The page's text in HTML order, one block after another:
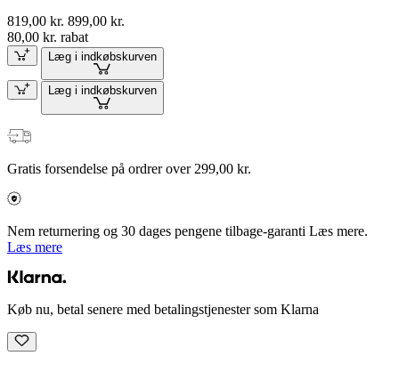
819,00 kr. 899,00 kr.
80,00 kr. rabat
Læg i indkøbskurven
Læg i indkøbskurven
Gratis forsendelse på ordrer over 299,00 kr.
Nem returnering og 30 dages pengene tilbage-garanti Læs mere.
Læs mere
Køb nu, betal senere med betalingstjenester som Klarna